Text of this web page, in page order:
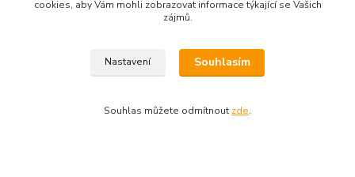
cookies, aby Vám mohli zobrazovat informace týkající se Vašich
zájmů.
Nastavení Souhlasím
Souhlas můžete odmítnout zde.